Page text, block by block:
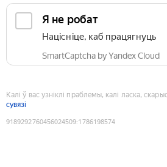
Я не робат
Націсніце, каб працягнуць
SmartCaptcha by Yandex Cloud
Калі ў вас узніклі праблемы, калі ласка,
сувязі
9189292760456024509:1786198574